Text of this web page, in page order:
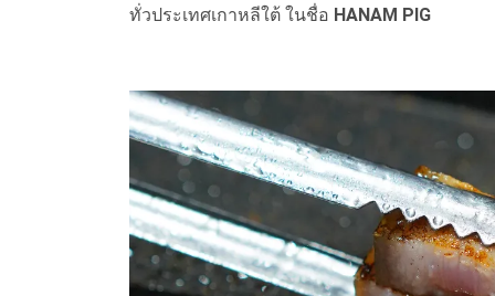
ทั่วประเทศเกาหลีใต้ ในชื่อ HANAM PIG